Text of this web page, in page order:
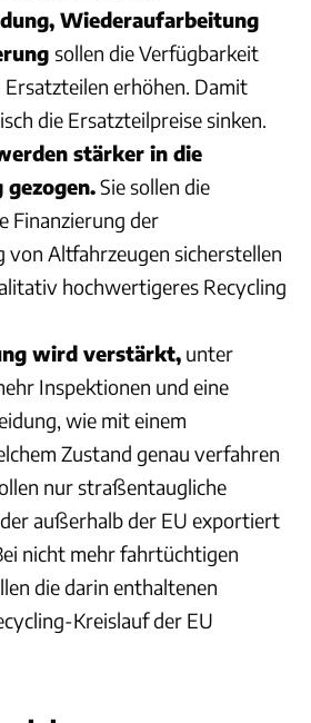
Wiederaufarbeitung
sollen die Verfügbarkeit
erhöhen. Damit
die Ersatzteilpreise sinken.
stärker in die
Sie sollen die
Finanzierung der
von Altfahrzeugen sicherstellen
hochwertigeres Recycling
wird verstärkt, unter
Inspektionen und eine
wie mit einem
Zustand genau verfahren
nur straßentaugliche
außerhalb der EU exportiert
nicht mehr fahrtüchtigen
die darin enthaltenen
Kreislauf der EU